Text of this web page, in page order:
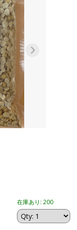
在庫あり: 200